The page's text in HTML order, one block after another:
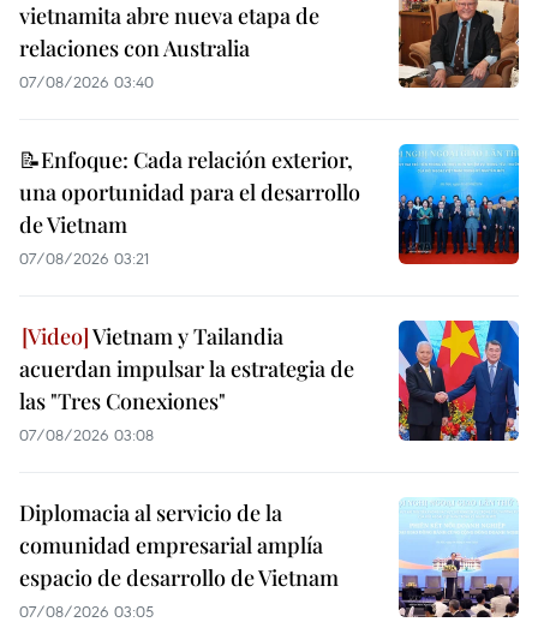
vietnamita abre nueva etapa de
relaciones con Australia
07/08/2026 03:40
📝Enfoque: Cada relación exterior,
una oportunidad para el desarrollo
de Vietnam
07/08/2026 03:21
Vietnam y Tailandia
acuerdan impulsar la estrategia de
las "Tres Conexiones"
07/08/2026 03:08
Diplomacia al servicio de la
comunidad empresarial amplía
espacio de desarrollo de Vietnam
07/08/2026 03:05